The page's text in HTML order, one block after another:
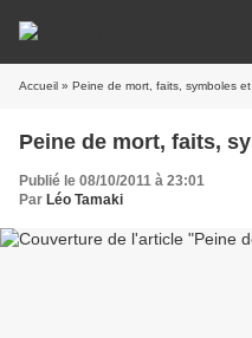
Accueil » Peine de mort, faits, symboles
Peine de mort, faits,
Publié le 08/10/2011 à 23:01
Par Léo Tamaki